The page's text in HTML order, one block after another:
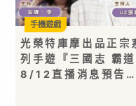
光榮特庫摩出品正宗
列手遊『三國志 霸道
8/12直播消息預告…
手機遊戲